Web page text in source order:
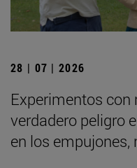
28 | 07 | 2026
Experimentos con
verdadero peligro
en los empujones,